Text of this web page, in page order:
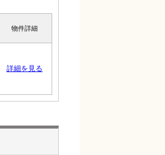
物件詳細
詳細を見る